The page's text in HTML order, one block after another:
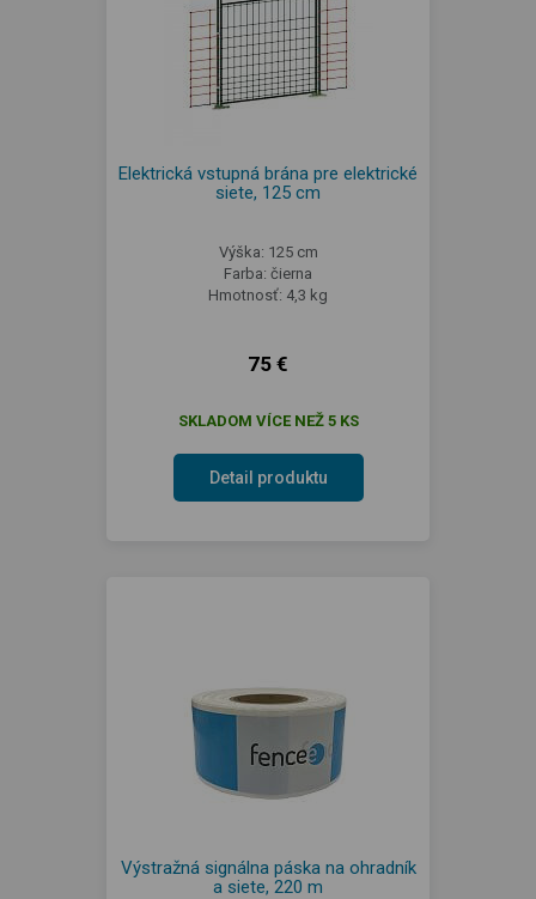
Elektrická vstupná brána pre elektrické
siete, 125 cm
Výška: 125 cm
Farba: čierna
Hmotnosť: 4,3 kg
75 €
SKLADOM VÍCE NEŽ 5 KS
Detail produktu
Výstražná signálna páska na ohradník
a siete, 220 m